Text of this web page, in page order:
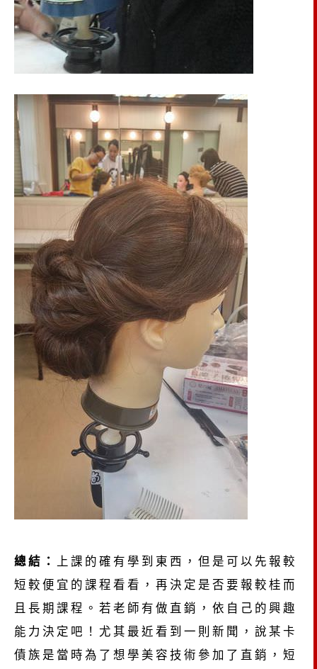
總結：
上課的確有學到東西，但是可以先報較
短較便宜的課程看看，再決定是否要報較桂而
且長期課程。若老師有做直銷，依自己的興趣
能力決定吧！尤其最近看到一則新聞，說某卡
債族是當時為了想學美容技術參加了直銷，短